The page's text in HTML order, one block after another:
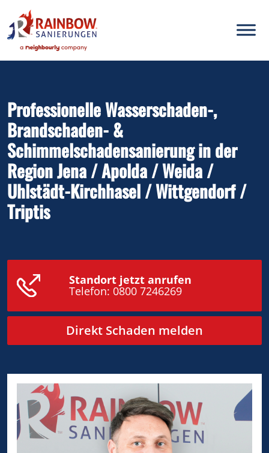
springen
Professionelle Wasserschaden-,
Brandschaden- &
Schimmelschadensanierung in der
Region Jena / Apolda / Weida /
Uhlstädt-Kirchhasel / Wittgendorf /
Triptis
Standort jetzt anrufen
Telefon: 0800 7246269
Direkt Schaden melden